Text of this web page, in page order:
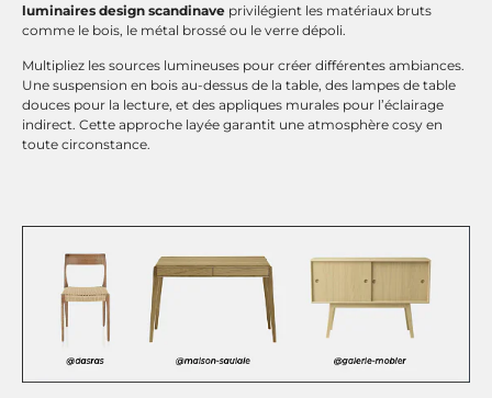
luminaires design scandinave privilégient les matériaux bruts
comme le bois, le métal brossé ou le verre dépoli.
Multipliez les sources lumineuses pour créer différentes ambiances.
Une suspension en bois au-dessus de la table, des lampes de table
douces pour la lecture, et des appliques murales pour l’éclairage
indirect. Cette approche layée garantit une atmosphère cosy en
toute circonstance.